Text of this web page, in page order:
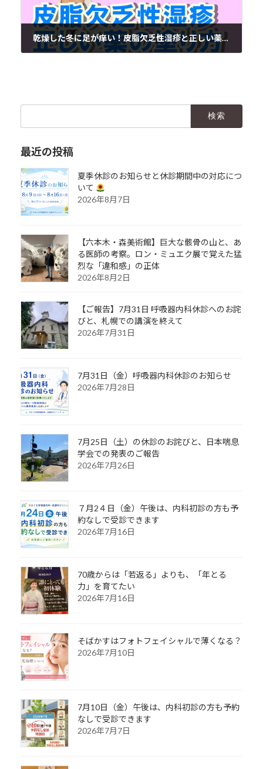
乾燥した冬に足が痒い！皮脂欠乏性湿疹と正しい薬の塗り方
最近の投稿
夏季休診のお知らせと休診期間中の対応につ
いて
2026年8月7日
【六本木・森美術館】巨大な骸骨の山と、あ
る医師の考察。ロン・ミュエク展で覚えた猛
烈な「違和感」の正体
2026年8月2日
【ご報告】7月31日 呼吸器内科休診へのお詫
びと、札幌での講演を終えて
2026年7月31日
7月31日（金）呼吸器内科休診のお知らせ
2026年7月28日
7月25日（土）の休診のお詫びと、日本喘息
学会での発表のご報告
2026年7月26日
７月2４日（金）午後は、内科初診の方も予
約なしで受診できます
2026年7月16日
70歳からは「若返る」よりも、「年とる
力」を育てたい
2026年7月16日
そばかすはフォトフェイシャルで薄くなる？
2026年7月10日
7月10日（金）午後は、内科初診の方も予約
なしで受診できます
2026年7月7日